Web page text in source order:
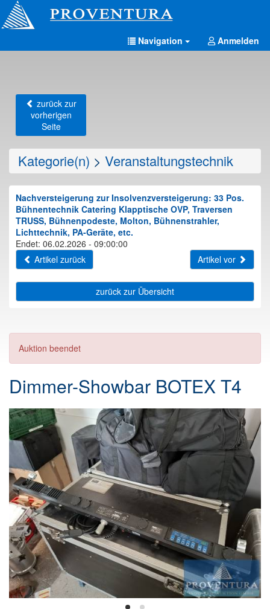
Navigation Anmelden
zurück zur
vorherigen
Seite
Kategorie(n) > Veranstaltungstechnik
Nachversteigerung zur Insolvenzversteigerung: 33 Pos.
Bühnentechnik Catering Klapptische OVP, Traversen
TRUSS, Bühnenpodeste, Molton, Bühnenstrahler,
Lichttechnik, PA-Geräte, etc.
Endet: 06.02.2026 - 09:00:00
Artikel zurück
Artikel vor
zurück zur Übersicht
Auktion beendet
Dimmer-Showbar BOTEX T4